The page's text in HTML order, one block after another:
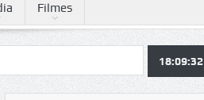
Filmes
18:09:33